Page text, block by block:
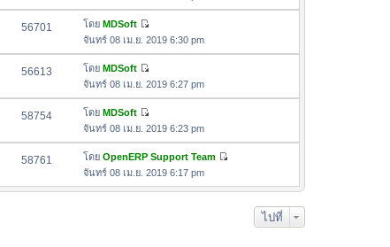
ล่
ว
ล่
ข้
ว
ล่
56701 โดย MDSoft
ดู
ข้
ค
ว
ม
ล่
า
สุ
ด
จันทร์ 08 เม.ย. 2019 6:30 pm
56613 โดย MDSoft
ดู
ข้
ค
ว
า
ม
ล่
จันทร์ 08 เม.ย. 2019 6:27 pm
58754 โดย MDSoft
ดู
ข้
อ
ค
ว
จันทร์ 08 เม.ย. 2019 6:23 pm
58761 โดย OpenERP Support Team
ข้
จันทร์ 08 เม.ย. 2019 6:17 pm
ไปที่